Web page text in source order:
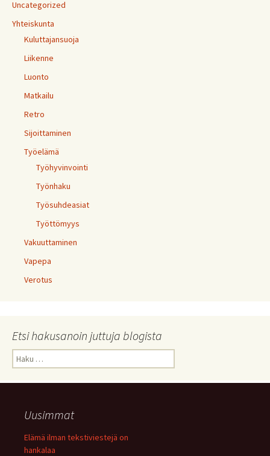
Uncategorized
Yhteiskunta
Kuluttajansuoja
Liikenne
Luonto
Matkailu
Retro
Sijoittaminen
Työelämä
Työhyvinvointi
Työnhaku
Työsuhdeasiat
Työttömyys
Vakuuttaminen
Vapepa
Verotus
Etsi hakusanoin juttuja blogista
Haku:
Uusimmat
Elämä ilman tekstiviestejä on
hankalaa